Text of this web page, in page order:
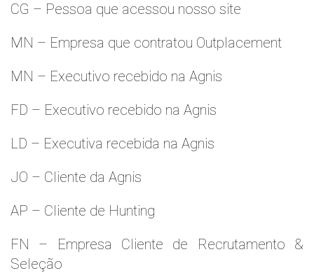
CG – Pessoa que acessou nosso site
MN – Empresa que contratou Outplacement
MN – Executivo recebido na Agnis
FD – Executivo recebido na Agnis
LD – Executiva recebida na Agnis
JO – Cliente da Agnis
AP – Cliente de Hunting
FN – Empresa Cliente de Recrutamento &
Seleção